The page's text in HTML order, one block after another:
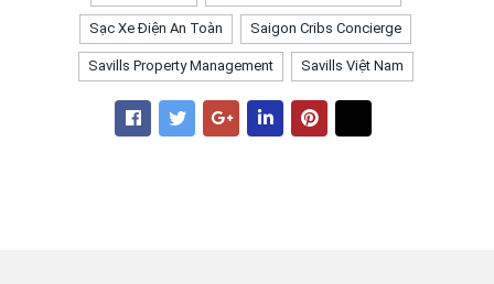
Sạc Xe Điện An Toàn Saigon Cribs Concierge
Savills Property Management Savills Việt Nam